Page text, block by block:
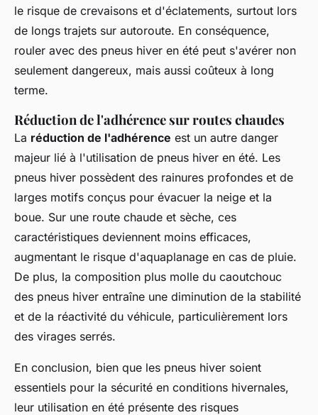
le risque de crevaisons et d'éclatements, surtout lors
de longs trajets sur autoroute. En conséquence,
rouler avec des pneus hiver en été peut s'avérer non
seulement dangereux, mais aussi coûteux à long
terme.
Réduction de l'adhérence sur routes chaudes
La réduction de l'adhérence est un autre danger
majeur lié à l'utilisation de pneus hiver en été. Les
pneus hiver possèdent des rainures profondes et de
larges motifs conçus pour évacuer la neige et la
boue. Sur une route chaude et sèche, ces
caractéristiques deviennent moins efficaces,
augmentant le risque d'aquaplanage en cas de pluie.
De plus, la composition plus molle du caoutchouc
des pneus hiver entraîne une diminution de la stabilité
et de la réactivité du véhicule, particulièrement lors
des virages serrés.
En conclusion, bien que les pneus hiver soient
essentiels pour la sécurité en conditions hivernales,
leur utilisation en été présente des risques